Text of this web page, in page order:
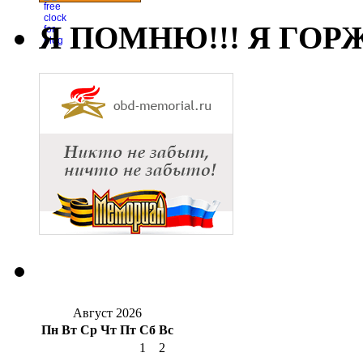
Я ПОМНЮ!!! Я
Август 2026
Пн Вт Ср Чт Пт Сб Вс
1
2